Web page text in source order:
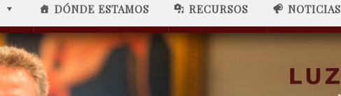
DÓNDE ESTAMOS RECURSOS NOTICIAS